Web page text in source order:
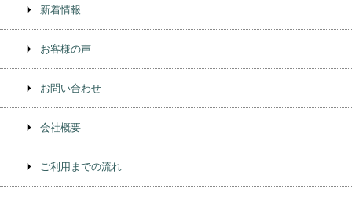
新着情報
お客様の声
お問い合わせ
会社概要
ご利用までの流れ